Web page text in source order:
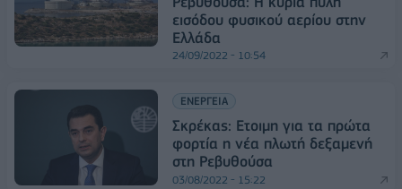
εισόδου φυσικού αερίου στην
Ελλάδα
24/09/2022 - 10:54
ΕΝΕΡΓΕΙΑ
Σκρέκας: Ετοιμη για τα πρώτα
φορτία η νέα πλωτή δεξαμενή
στη Ρεβυθούσα
03/08/2022 - 15:22